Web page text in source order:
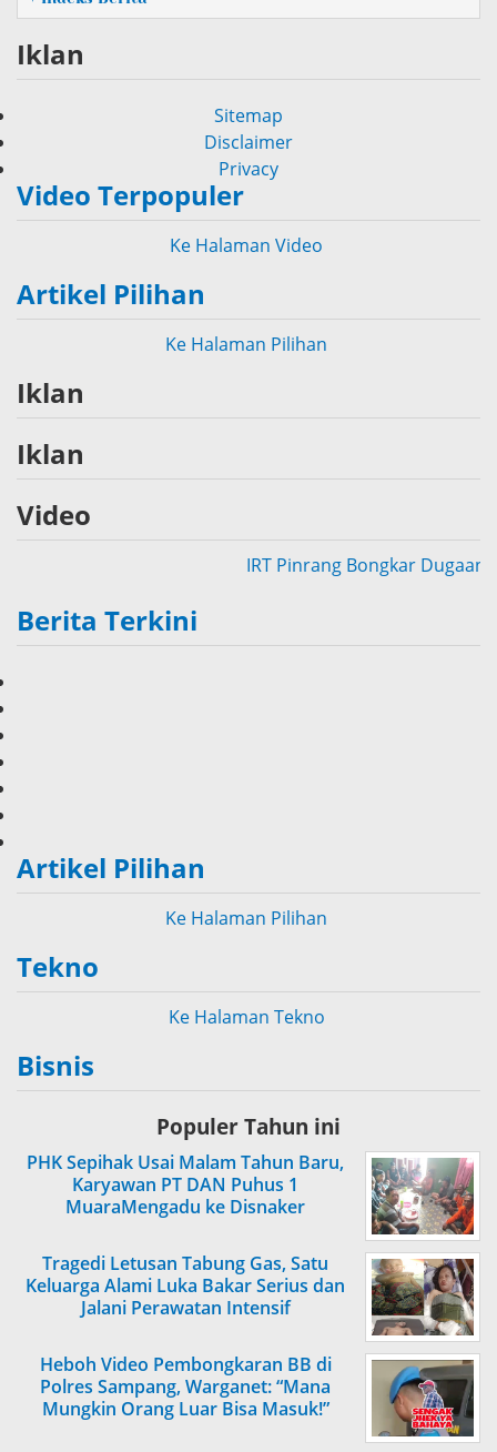
Iklan
Sitemap
Disclaimer
Privacy
Video Terpopuler
Ke Halaman Video
Artikel Pilihan
Ke Halaman Pilihan
Iklan
Iklan
Video
IRT Pinrang Bongkar Dugaan
Berita Terkini
Artikel Pilihan
Ke Halaman Pilihan
Tekno
Ke Halaman Tekno
Bisnis
Populer Tahun ini
PHK Sepihak Usai Malam Tahun Baru,
Karyawan PT DAN Puhus 1
MuaraMengadu ke Disnaker
Tragedi Letusan Tabung Gas, Satu
Keluarga Alami Luka Bakar Serius dan
Jalani Perawatan Intensif
Heboh Video Pembongkaran BB di
Polres Sampang, Warganet: “Mana
Mungkin Orang Luar Bisa Masuk!”